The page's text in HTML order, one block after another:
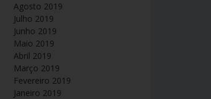
Agosto 2019
Julho 2019
Junho 2019
Maio 2019
Abril 2019
Março 2019
Fevereiro 2019
Janeiro 2019